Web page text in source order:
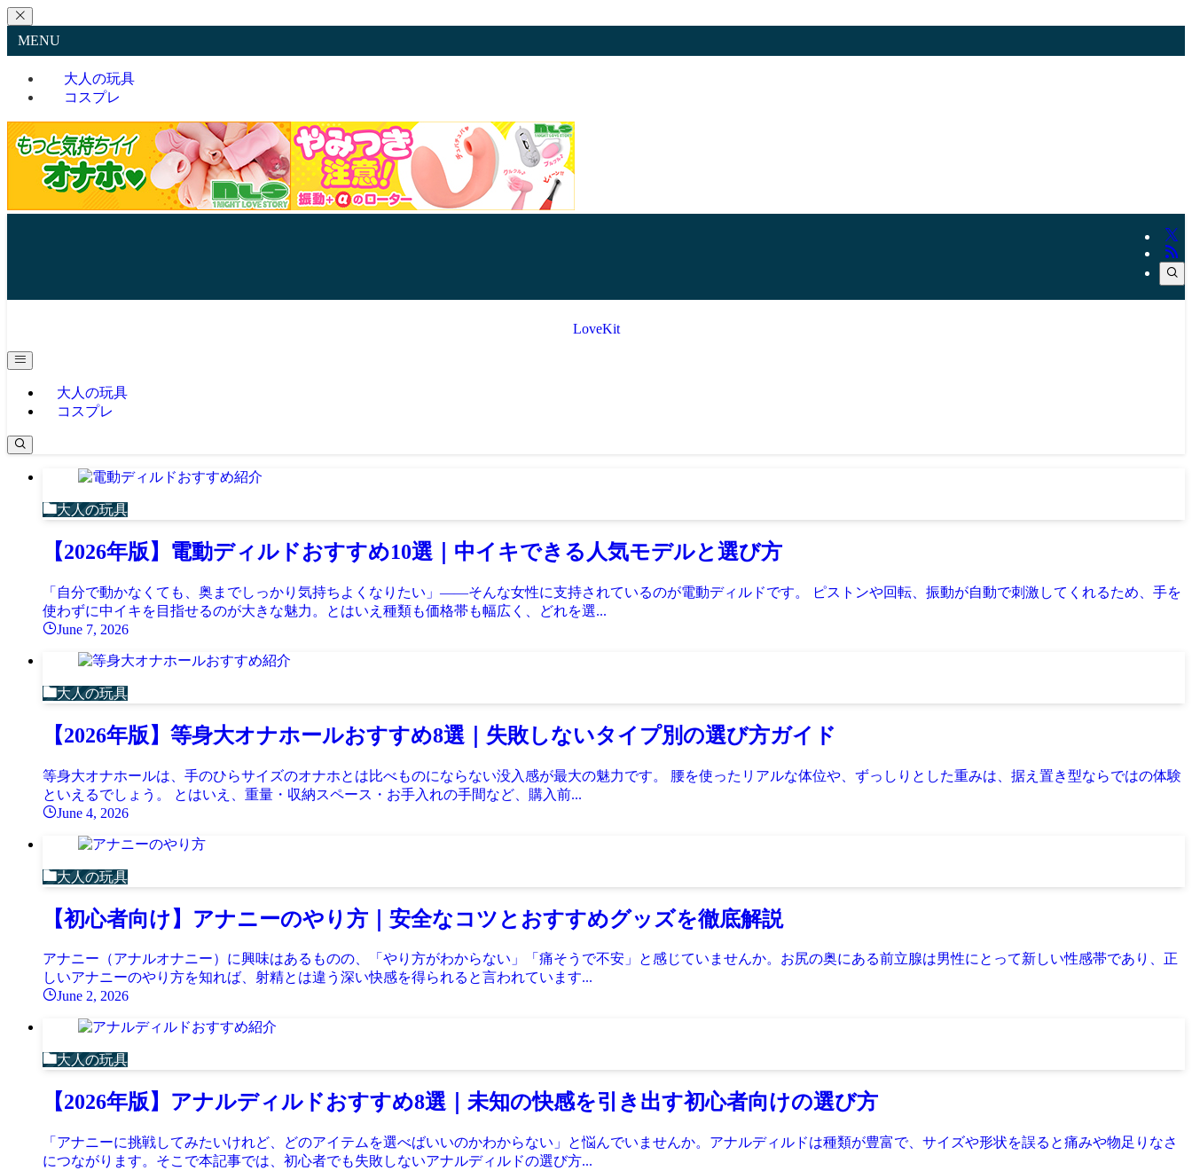
MENU
大人の玩具
コスプレ
LoveKit
大人の玩具
コスプレ
大人の玩具
【2026年版】電動ディルドおすすめ10選｜中イキできる人気モデルと選び方
「自分で動かなくても、奥までしっかり気持ちよくなりたい」——そんな女性に支持されているのが電動ディルドです。 ピストンや回転、振動が自動で刺激してくれるため、手を
使わずに中イキを目指せるのが大きな魅力。とはいえ種類も価格帯も幅広く、どれを選...
June 7, 2026
大人の玩具
【2026年版】等身大オナホールおすすめ8選｜失敗しないタイプ別の選び方ガイド
等身大オナホールは、手のひらサイズのオナホとは比べものにならない没入感が最大の魅力です。 腰を使ったリアルな体位や、ずっしりとした重みは、据え置き型ならではの体験
といえるでしょう。 とはいえ、重量・収納スペース・お手入れの手間など、購入前...
June 4, 2026
大人の玩具
【初心者向け】アナニーのやり方｜安全なコツとおすすめグッズを徹底解説
アナニー（アナルオナニー）に興味はあるものの、「やり方がわからない」「痛そうで不安」と感じていませんか。お尻の奥にある前立腺は男性にとって新しい性感帯であり、正
しいアナニーのやり方を知れば、射精とは違う深い快感を得られると言われています...
June 2, 2026
大人の玩具
【2026年版】アナルディルドおすすめ8選｜未知の快感を引き出す初心者向けの選び方
「アナニーに挑戦してみたいけれど、どのアイテムを選べばいいのかわからない」と悩んでいませんか。アナルディルドは種類が豊富で、サイズや形状を誤ると痛みや物足りなさ
につながります。そこで本記事では、初心者でも失敗しないアナルディルドの選び方...